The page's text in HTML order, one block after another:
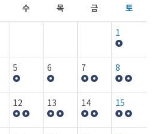
수 목 금 토
1
5 6 7 8
12 13 14 15